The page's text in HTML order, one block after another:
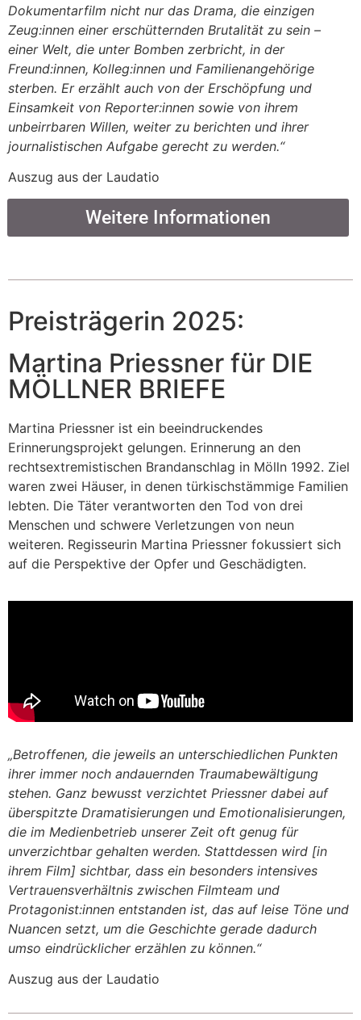
Dokumentarfilm nicht nur das Drama, die einzigen
Zeug:innen einer erschütternden Brutalität zu sein –
einer Welt, die unter Bomben zerbricht, in der
Freund:innen, Kolleg:innen und Familienangehörige
sterben. Er erzählt auch von der Erschöpfung und
Einsamkeit von Reporter:innen sowie von ihrem
unbeirrbaren Willen, weiter zu berichten und ihrer
journalistischen Aufgabe gerecht zu werden.“
Auszug aus der Laudatio
Weitere Informationen
Preisträgerin 2025:
Martina Priessner für DIE
MÖLLNER BRIEFE
Martina Priessner ist ein beeindruckendes
Erinnerungsprojekt gelungen. Erinnerung an den
rechtsextremistischen Brandanschlag in Mölln 1992. Ziel
waren zwei Häuser, in denen türkischstämmige Familien
lebten. Die Täter verantworten den Tod von drei
Menschen und schwere Verletzungen von neun
weiteren. Regisseurin Martina Priessner fokussiert sich
auf die Perspektive der Opfer und Geschädigten.
„Betroffenen, die jeweils an unterschiedlichen Punkten
ihrer immer noch andauernden Traumabewältigung
stehen. Ganz bewusst verzichtet Priessner dabei auf
überspitzte Dramatisierungen und Emotionalisierungen,
die im Medienbetrieb unserer Zeit oft genug für
unverzichtbar gehalten werden. Stattdessen wird [in
ihrem Film] sichtbar, dass ein besonders intensives
Vertrauensverhältnis zwischen Filmteam und
Protagonist:innen entstanden ist, das auf leise Töne und
Nuancen setzt, um die Geschichte gerade dadurch
umso eindrücklicher erzählen zu können.“
Auszug aus der Laudatio